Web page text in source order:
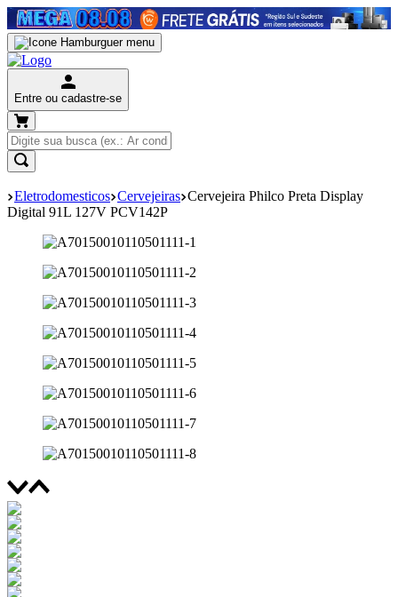
Entre ou cadastre-se
Eletrodomesticos Cervejeiras Cervejeira Philco Preta Display
Digital 91L 127V PCV142P